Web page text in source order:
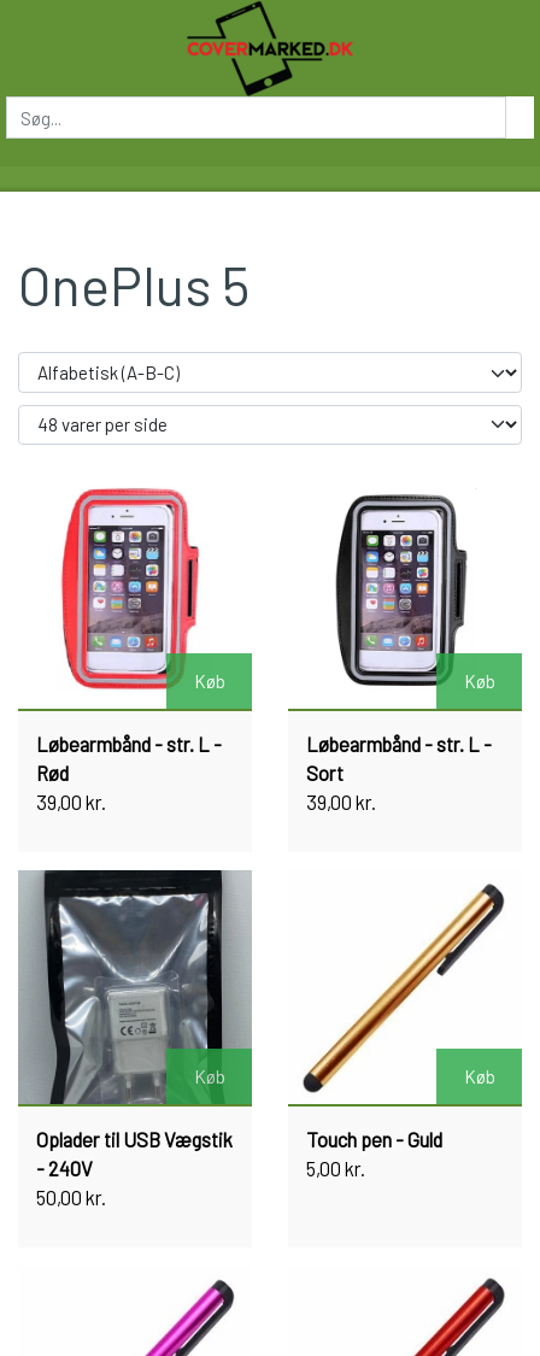
OnePlus 5
Køb
Løbearmbånd - str. L -
Rød
39,00 kr.
Køb
Løbearmbånd - str. L -
Sort
39,00 kr.
Køb
Oplader til USB Vægstik
- 240V
50,00 kr.
Køb
Touch pen - Guld
5,00 kr.